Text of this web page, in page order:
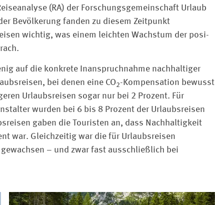
(RA) der Forschungsgemeinschaft Urlaub
Bevölkerung fanden zu diesem Zeitpunkt
wichtig, was einem leichten Wachstum der posi­
auf die konkrete Inanspruchnahme nachhaltiger
bei denen eine CO2-Kompensation bewusst
Urlaubsreisen ­sogar nur bei 2 Prozent. Für
wurden bei 6 bis 8 Prozent der Urlaubsreisen
gaben die Touristen an, dass Nachhaltigkeit
war. Gleichzeitig war die für ­Urlaubsreisen
– und zwar fast ausschließlich bei